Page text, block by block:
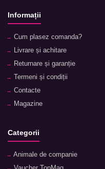
Informații
Cum plasez comanda?
Livrare și achitare
Returnare și garanție
Termeni și condiții
Contacte
Magazine
Categorii
Animale de companie